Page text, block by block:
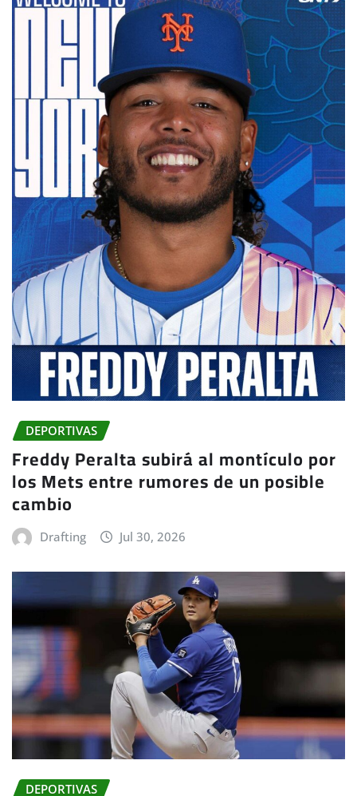
DEPORTIVAS
Freddy Peralta subirá al montículo por
los Mets entre rumores de un posible
cambio
Drafting Jul 30, 2026
DEPORTIVAS